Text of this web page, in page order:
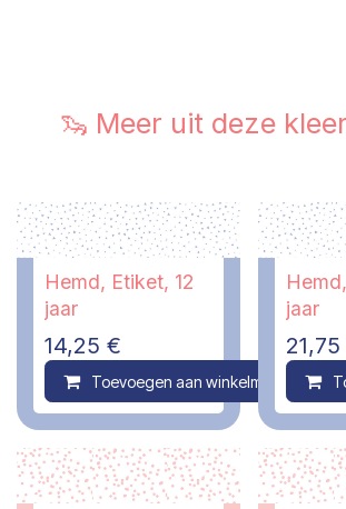
🦦 Meer uit deze
Hemd, Etiket, 12
jaar
14,25 €
Toevoegen aan winkelmandje
jaar
21,75